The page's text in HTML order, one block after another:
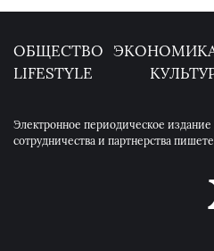
ОБЩЕСТВО
LIFESTYLE
Электронное периодическое
сотрудничества и партнерства